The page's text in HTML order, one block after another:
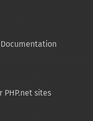
PHP.net sites